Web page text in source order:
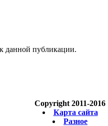
данной публикации.
Copyright 2011-2016
Карта сайта
Разное